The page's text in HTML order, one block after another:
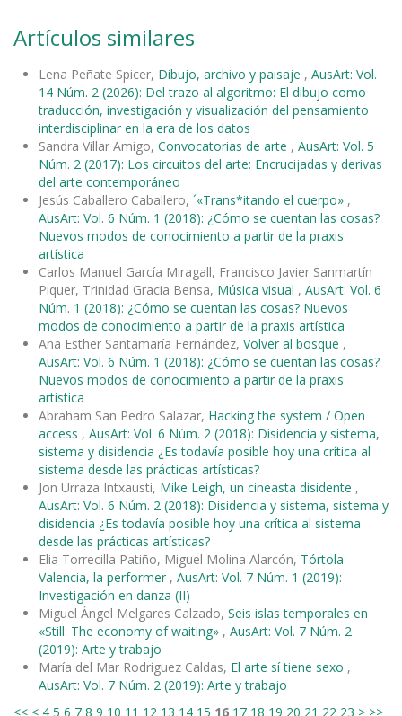
Artículos similares
Lena Peñate Spicer, Dibujo, archivo y paisaje , AusArt: Vol.
14 Núm. 2 (2026): Del trazo al algoritmo: El dibujo como
traducción, investigación y visualización del pensamiento
interdisciplinar en la era de los datos
Sandra Villar Amigo, Convocatorias de arte , AusArt: Vol. 5
Núm. 2 (2017): Los circuitos del arte: Encrucijadas y derivas
del arte contemporáneo
Jesús Caballero Caballero, ´«Trans*itando el cuerpo» ,
AusArt: Vol. 6 Núm. 1 (2018): ¿Cómo se cuentan las cosas?
Nuevos modos de conocimiento a partir de la praxis
artística
Carlos Manuel García Miragall, Francisco Javier Sanmartín
Piquer, Trinidad Gracia Bensa, Música visual , AusArt: Vol. 6
Núm. 1 (2018): ¿Cómo se cuentan las cosas? Nuevos
modos de conocimiento a partir de la praxis artística
Ana Esther Santamaría Fernández, Volver al bosque ,
AusArt: Vol. 6 Núm. 1 (2018): ¿Cómo se cuentan las cosas?
Nuevos modos de conocimiento a partir de la praxis
artística
Abraham San Pedro Salazar, Hacking the system / Open
access , AusArt: Vol. 6 Núm. 2 (2018): Disidencia y sistema,
sistema y disidencia ¿Es todavía posible hoy una crítica al
sistema desde las prácticas artísticas?
Jon Urraza Intxausti, Mike Leigh, un cineasta disidente ,
AusArt: Vol. 6 Núm. 2 (2018): Disidencia y sistema, sistema y
disidencia ¿Es todavía posible hoy una crítica al sistema
desde las prácticas artísticas?
Elia Torrecilla Patiño, Miguel Molina Alarcón, Tórtola
Valencia, la performer , AusArt: Vol. 7 Núm. 1 (2019):
Investigación en danza (II)
Miguel Ángel Melgares Calzado, Seis islas temporales en
«Still: The economy of waiting» , AusArt: Vol. 7 Núm. 2
(2019): Arte y trabajo
María del Mar Rodríguez Caldas, El arte sí tiene sexo ,
AusArt: Vol. 7 Núm. 2 (2019): Arte y trabajo
<< < 4 5 6 7 8 9 10 11 12 13 14 15 16 17 18 19 20 21 22 23 > >>